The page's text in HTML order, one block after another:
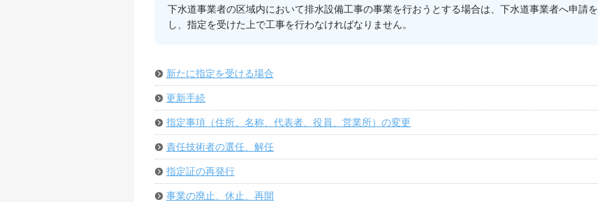
下水道事業者の区域内において排水設備工事の事業を行おうとする場合は、下水道事業者へ申請を
し、指定を受けた上で工事を行わなければなりません。
新たに指定を受ける場合
更新手続
指定事項（住所、名称、代表者、役員、営業所）の変更
責任技術者の選任、解任
指定証の再発行
事業の廃止、休止、再開